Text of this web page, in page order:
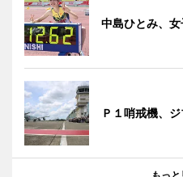
中島ひとみ、
Ｐ１哨戒機、